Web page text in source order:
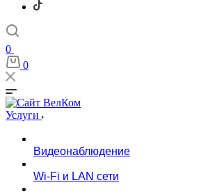
0
0
Услуги
Видеонаблюдение
Wi-Fi и LAN сети